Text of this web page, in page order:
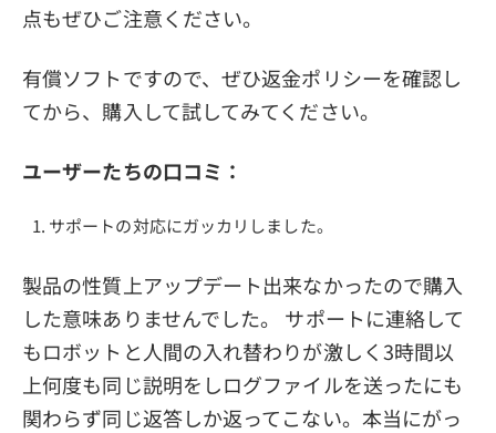
点もぜひご注意ください。
有償ソフトですので、ぜひ返金ポリシーを確認し
てから、購入して試してみてください。
ユーザーたちの口コミ：
サポートの対応にガッカリしました。
製品の性質上アップデート出来なかったので購入
した意味ありませんでした。 サポートに連絡して
もロボットと人間の入れ替わりが激しく3時間以
上何度も同じ説明をしログファイルを送ったにも
関わらず同じ返答しか返ってこない。本当にがっ